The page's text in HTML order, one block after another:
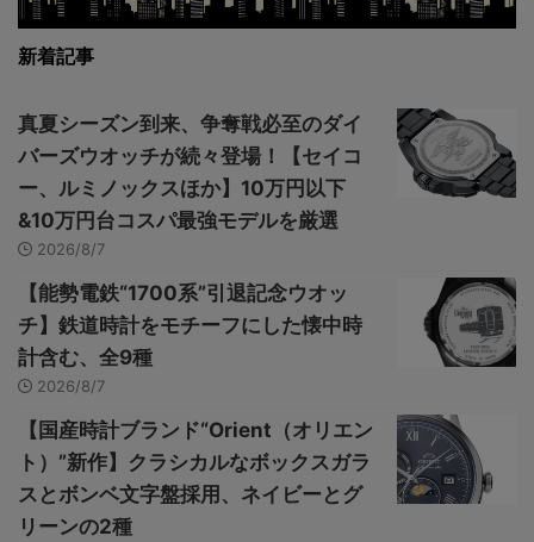
新着記事
真夏シーズン到来、争奪戦必至のダイ
バーズウオッチが続々登場！【セイコ
ー、ルミノックスほか】10万円以下
&10万円台コスパ最強モデルを厳選
2026/8/7
【能勢電鉄“1700系”引退記念ウオッ
チ】鉄道時計をモチーフにした懐中時
計含む、全9種
2026/8/7
【国産時計ブランド“Orient（オリエン
ト）”新作】クラシカルなボックスガラ
スとボンベ文字盤採用、ネイビーとグ
リーンの2種